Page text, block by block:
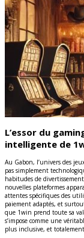
L’essor du
intelligente de
Au Gabon, l’univers des
pas simplement
habitudes de
nouvelles plateformes
attentes spécifiques des
paiement adaptés, et
que 1win prend toute sa
s’impose comme une
plus inclusive, et